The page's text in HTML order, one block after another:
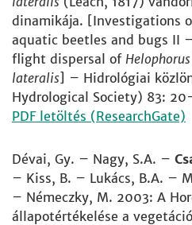
dinamikája. [Investigations
aquatic beetles and bugs II
flight dispersal of
lateralis] – Hidrológiai
Hydrological Society) 83:
PDF letöltés (ResearchGate)
Dévai, Gy. – Nagy, S.A. –
– Kiss, B. – Lukács, B.A. –
– Némeczky, M. 2003: A
állapotértékelése a